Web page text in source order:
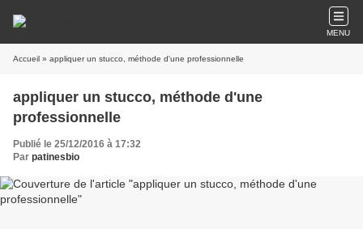
MENU
Accueil » appliquer un stucco, méthode d'une professionnelle
appliquer un stucco, méthode d'une
professionnelle
Publié le 25/12/2016 à 17:32
Par patinesbio